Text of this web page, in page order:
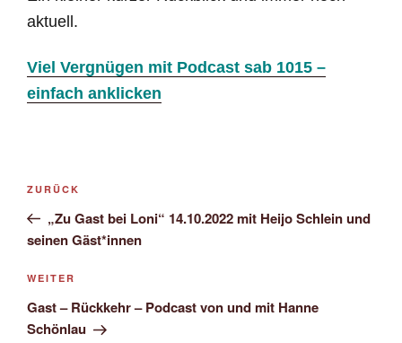
aktuell.
Viel Vergnügen mit Podcast sab 1015 –
einfach anklicken
Beitragsnavigation
Vorheriger
Beitrag
ZURÜCK
„Zu Gast bei Loni“ 14.10.2022 mit Heijo Schlein und
seinen Gäst*innen
Nächster
Beitrag
WEITER
Gast – Rückkehr – Podcast von und mit Hanne
Schönlau